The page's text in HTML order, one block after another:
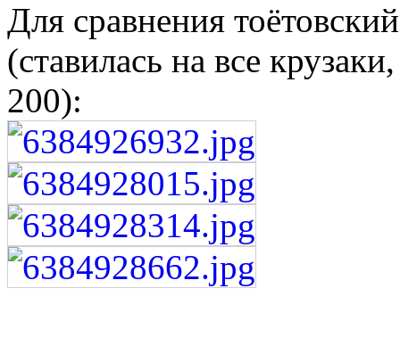
Для сравнения
(ставилась на все
200):